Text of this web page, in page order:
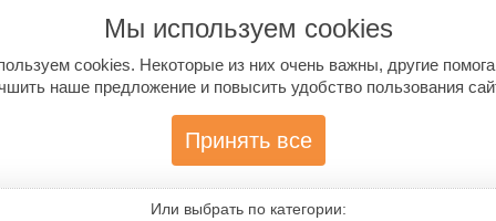
уже давно, с тех пор как в Германии, перевожу письма. Это
этой организации, которой уже больше 20 лет на
говорить не любит, но я ее знаю уже 17 лет и я свидетель.
Мы используем cookies
cookies. Некоторые из них очень важны, другие
наше предложение и повысить удобство пользования
Принять все
Или выбрать по категории: